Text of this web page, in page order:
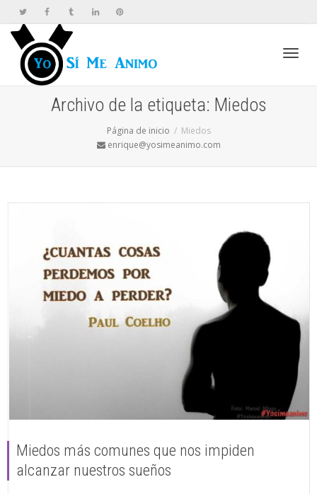
Archivo de la etiqueta: Miedos
Página de inicio
Miedos
enrique@yosimeanimo.com
Miedos más comunes que nos impiden
alcanzar nuestros sueños